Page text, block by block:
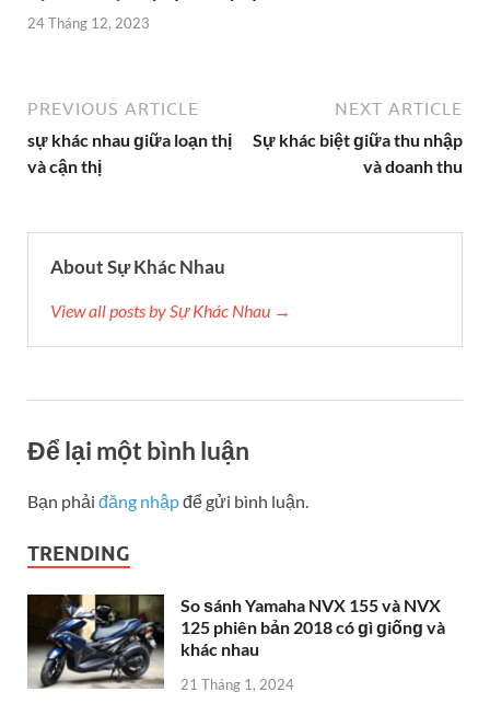
24 Tháng 12, 2023
PREVIOUS ARTICLE
sự khác nhau ɡiữa loạn thị
và cận thị
NEXT ARTICLE
Sự khác biệt ɡiữa thu nhập
và doanh thu
About Sự Khác Nhau
View all posts by Sự Khác Nhau →
Để lại một bình luận
Bạn phải đăng nhậpđể gửi bình luận.
TRENDING
So ѕánh Yamaha NVX 155 và NVX
125 phiên bản 2018 có ɡì ɡiốnɡ và
khác nhau
21 Tháng 1, 2024